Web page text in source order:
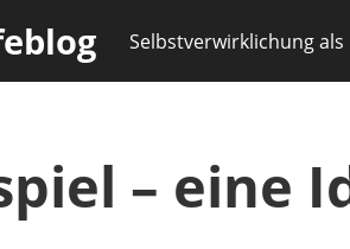
Selbstverwirklichung
– eine